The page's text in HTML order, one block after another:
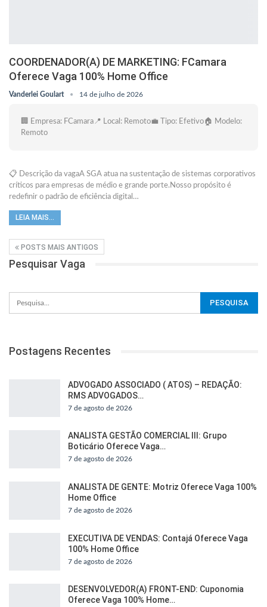
COORDENADOR(A) DE MARKETING: FCamara
Oferece Vaga 100% Home Office
Vanderlei Goulart 14 de julho de 2026
🏢 Empresa: FCamara📍 Local: Remoto💼 Tipo: Efetivo🏠 Modelo:
Remoto
📋 Descrição da vagaA SGA atua na sustentação de sistemas corporativos
críticos para empresas de médio e grande porte.Nosso propósito é
redefinir o padrão de eficiência digital…
LEIA MAIS...
POSTS MAIS ANTIGOS
Pesquisar Vaga
Postagens Recentes
ADVOGADO ASSOCIADO ( ATOS) – REDAÇÃO:
RMS ADVOGADOS…
7 de agosto de 2026
ANALISTA GESTÃO COMERCIAL III: Grupo
Boticário Oferece Vaga…
7 de agosto de 2026
ANALISTA DE GENTE: Motriz Oferece Vaga 100%
Home Office
7 de agosto de 2026
EXECUTIVA DE VENDAS: Contajá Oferece Vaga
100% Home Office
7 de agosto de 2026
DESENVOLVEDOR(A) FRONT-END: Cuponomia
Oferece Vaga 100% Home…